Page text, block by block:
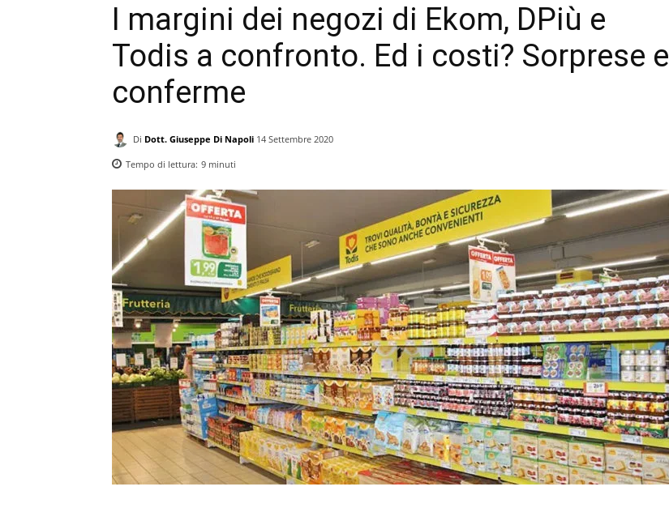
I margini dei negozi di Ekom, DPiù e
Todis a confronto. Ed i costi? Sorprese e
conferme
Di Dott. Giuseppe Di Napoli 14 Settembre 2020
Tempo di lettura: 9 minuti